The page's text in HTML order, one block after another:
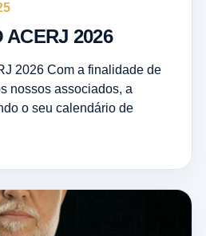
ACERJ 2026
2026 Com a finalidade de
nossos associados, a
o seu calendário de